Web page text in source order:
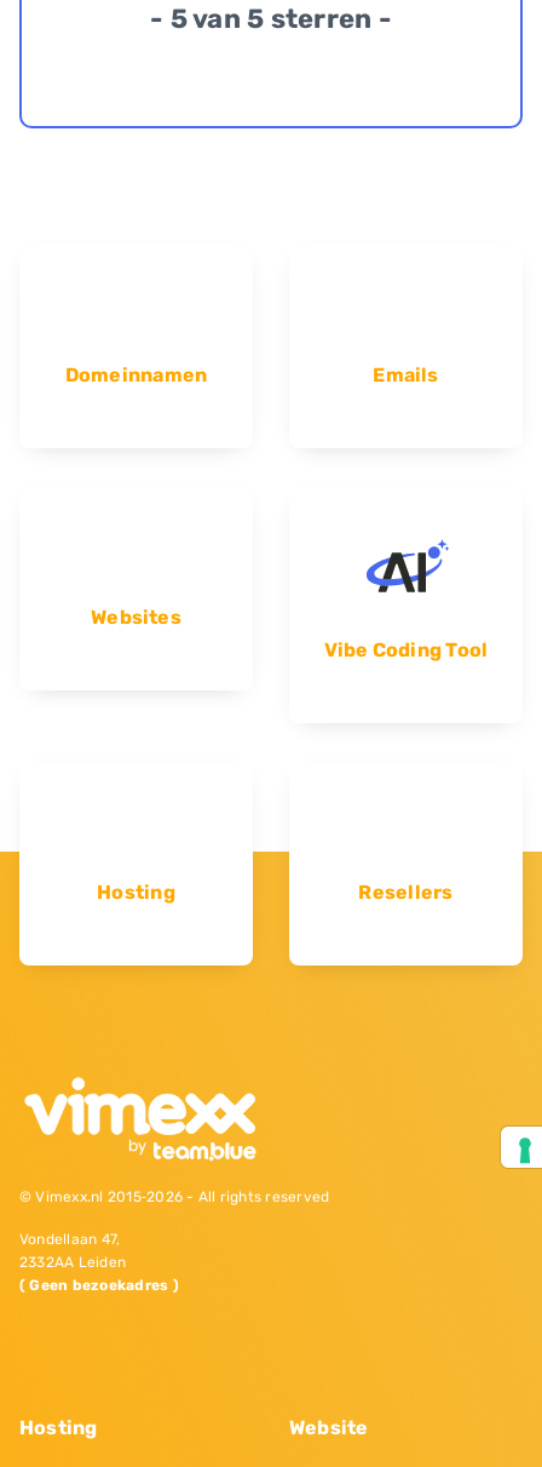
- 5 van 5 sterren -
Domeinnamen Emails
Websites
Vibe Coding Tool
Hosting Resellers
© Vimexx.nl 2015‐2026 - All rights reserved
Vondellaan 47,
2332AA Leiden
( Geen bezoekadres )
Hosting Website